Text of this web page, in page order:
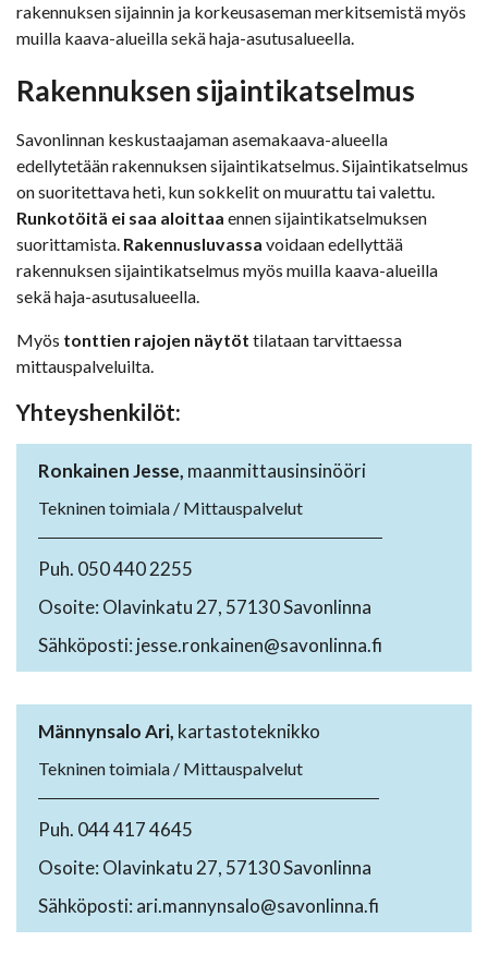
rakennuksen sijainnin ja korkeusaseman merkitsemistä myös
muilla kaava-alueilla sekä haja-asutusalueella.
Rakennuksen sijaintikatselmus
Savonlinnan keskustaajaman asemakaava-alueella
edellytetään rakennuksen sijaintikatselmus. Sijaintikatselmus
on suoritettava heti, kun sokkelit on muurattu tai valettu.
Runkotöitä ei saa aloittaa ennen sijaintikatselmuksen
suorittamista. Rakennusluvassa voidaan edellyttää
rakennuksen sijaintikatselmus myös muilla kaava-alueilla
sekä haja-asutusalueella.
Myös tonttien rajojen näytöt tilataan tarvittaessa
mittauspalveluilta.
Yhteyshenkilöt:
Ronkainen Jesse, maanmittausinsinööri
Tekninen toimiala / Mittauspalvelut
Puh. 050 440 2255
Osoite: Olavinkatu 27, 57130 Savonlinna
Sähköposti: jesse.ronkainen@savonlinna.fi
Männynsalo Ari, kartastoteknikko
Tekninen toimiala / Mittauspalvelut
Puh. 044 417 4645
Osoite: Olavinkatu 27, 57130 Savonlinna
Sähköposti: ari.mannynsalo@savonlinna.fi